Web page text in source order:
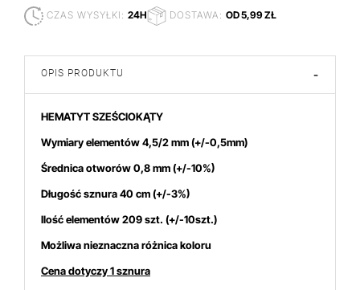
CZAS WYSYŁKI: 24H DOSTAWA: OD 5,99 ZŁ
OPIS PRODUKTU -
HEMATYT SZEŚCIOKĄTY
Wymiary elementów 4,5/2mm(+/-0,5mm)
Średnica otworów 0,8 mm (+/-10%)
Długość sznura 40 cm (+/-3%)
Ilość elementów 209 szt. (+/-10szt.)
Możliwa nieznaczna różnica koloru
Cena dotyczy 1 sznura